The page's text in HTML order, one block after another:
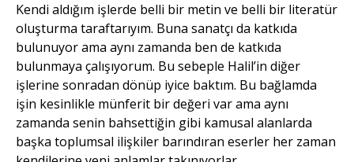
Kendi aldığım işlerde belli bir metin ve belli bir literatür
oluşturma taraftarıyım. Buna sanatçı da katkıda
bulunuyor ama aynı zamanda ben de katkıda
bulunmaya çalışıyorum. Bu sebeple Halil’in diğer
işlerine sonradan dönüp iyice baktım. Bu bağlamda
işin kesinlikle münferit bir değeri var ama aynı
zamanda senin bahsettiğin gibi kamusal alanlarda
başka toplumsal ilişkiler barındıran eserler her zaman